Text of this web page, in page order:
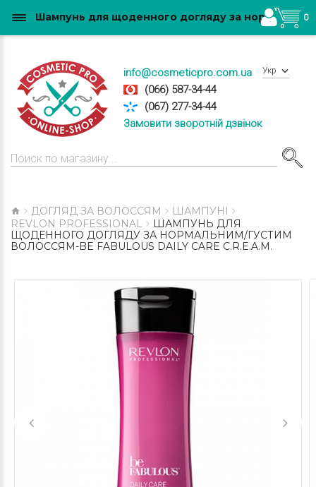
info@cosmeticpro.com.ua
(066) 587-34-44
(067) 277-34-44
Замовити зворотній дзвінок
Укр
0
ДОГЛЯД ЗА ВОЛОССЯМ
ШАМПУНІ
REVLON PROFESSIONAL
ШАМПУНЬ ДЛЯ
ЩОДЕННОГО ДОГЛЯДУ ЗА НОРМАЛЬНИМ/ГУСТИМ
ВОЛОССЯМ-BE FABULOUS DAILY CARE C.R.E.A.M.
Шампунь для щоденного догляду за нормальним/густим волоссям-Be Fabulous Daily Care C.R.E.A.M. купити в Україні